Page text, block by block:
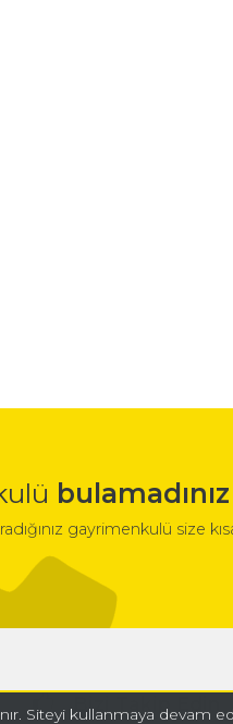
gayrimenkulü size
Bizi Takip Edin
Siteyi kullanmaya devam